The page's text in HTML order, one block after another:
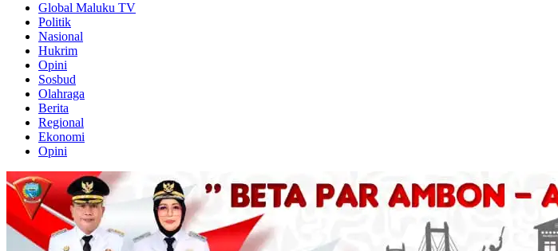
Global Maluku TV
Politik
Nasional
Hukrim
Opini
Sosbud
Olahraga
Berita
Regional
Ekonomi
Opini